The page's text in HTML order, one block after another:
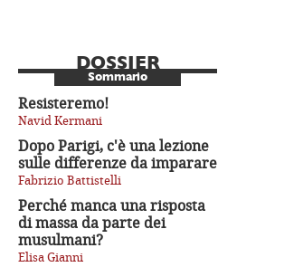
DOSSIER
Sommario
Resisteremo!
Navid Kermani
Dopo Parigi, c'è una lezione
sulle differenze da imparare
Fabrizio Battistelli
Perché manca una risposta
di massa da parte dei
musulmani?
Elisa Gianni